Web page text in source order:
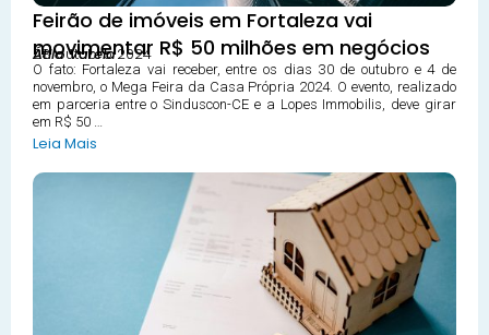
Feirão de imóveis em Fortaleza vai
movimentar R$ 50 milhões em negócios
28 outubro 2024
Átila Varela
O fato: Fortaleza vai receber, entre os dias 30 de outubro e 4 de
novembro, o Mega Feira da Casa Própria 2024. O evento, realizado
em parceria entre o Sinduscon-CE e a Lopes Immobilis, deve girar
em R$ 50 …
Leia Mais